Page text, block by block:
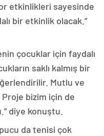
etkinlikleri sayesinde
bir etkinlik olacak.”
çocuklar için faydalı
saklı kalmış bir
Mutlu ve
bizim için de
diye konuştu.
da tenisi çok